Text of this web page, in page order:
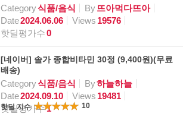
Category식품/음식 By뜨아먹다뜨아
Date2024.06.06 Views 19576
핫딜평가수0
[네이버] 솔가 종합비타민 30정 (9,400원)(무료
배송)
Category식품/음식 By하늘하늘
Date2024.09.10 Views 19481
핫딜평가수1
핫딜 지수 10